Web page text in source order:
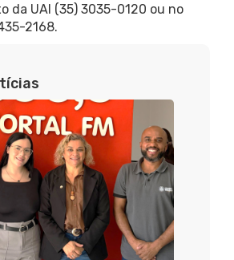
da UAI (35) 3035-0120 ou no
2168.